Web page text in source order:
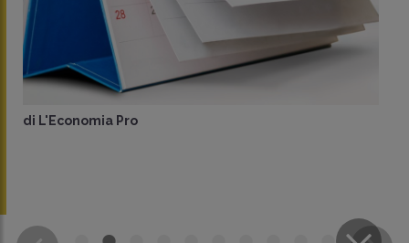
CONDIVIDI
di L'Economia Pro